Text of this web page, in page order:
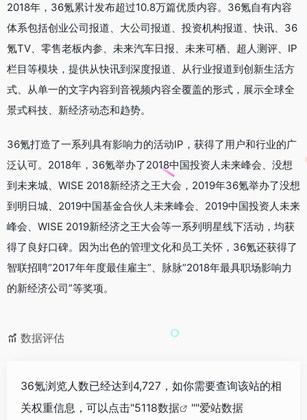
2018年，36氪累计发布超过10.8万篇优质内容。36氪自有内容
体系包括创业公司报道、大公司报道、投资机构报道、快讯、36
氪TV、零售老板内参、未来汽车日报、未来可栖、超人测评、IP
栏目等模块，提供从快讯到深度报道、从行业报道到创新生活方
式、从单一的文字内容到音视频内容全覆盖的形式，展示全球全
景式科技、新经济动态和趋势。
36氪打造了一系列具有影响力的活动IP，获得了用户和行业的广
泛认可。2018年，36氪举办了2018中国投资人未来峰会、没想
到未来城、WISE 2018新经济之王大会，2019年36氪举办了没想
到明日城、2019中国基金合伙人未来峰会、2019中国投资人未来
峰会、WISE 2019新经济之王大会等一系列明星线下活动，均获
得了良好口碑。因为出色的管理文化和员工关怀，36氪还获得了
智联招聘“2017年年度最佳雇主”、脉脉“2018年最具职场影响力
的新经济公司”等奖项。
数据评估
36氪浏览人数已经达到4,727，如你需要查询该站的相
关权重信息，可以点击"5118数据 ""爱站数据